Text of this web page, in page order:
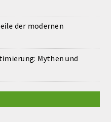
der modernen
Mythen und